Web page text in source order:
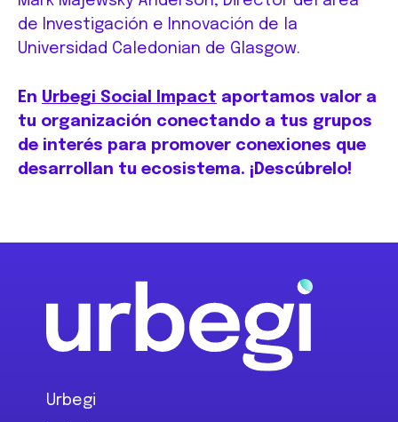
de Investigación e Innovación de la
Universidad Caledonian de Glasgow.
En Urbegi Social Impact aportamos valor a
tu organización conectando a tus grupos
de interés para promover conexiones que
desarrollan tu ecosistema. ¡Descúbrelo!
Footer
Urbegi